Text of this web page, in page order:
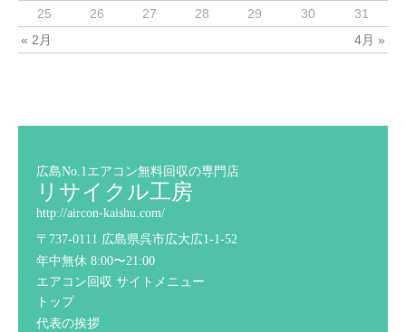
« 2月 4月 »
25
26 27 28 29 30 31
広島No.1エアコン無料回収の専門店
リサイクル工房
http://aircon-kaishu.com/
〒737-0111 広島県呉市広大広1-1-52
年中無休 8:00〜21:00
エアコン回収 サイトメニュー
トップ
代表の挨拶